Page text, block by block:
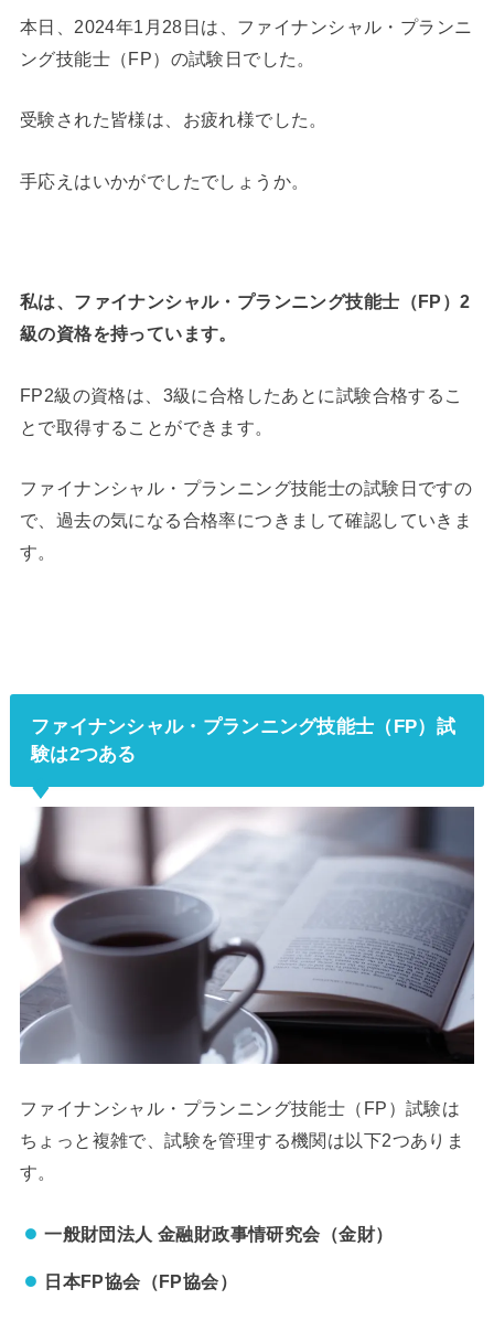
本日、2024年1月28日は、ファイナンシャル・プランニ
ング技能士（FP）の試験日でした。
受験された皆様は、お疲れ様でした。
手応えはいかがでしたでしょうか。
私は、ファイナンシャル・プランニング技能士（FP）2
級の資格を持っています。
FP2級の資格は、3級に合格したあとに試験合格するこ
とで取得することができます。
ファイナンシャル・プランニング技能士の試験日ですの
で、過去の気になる合格率につきまして確認していきま
す。
ファイナンシャル・プランニング技能士（FP）試
験は2つある
ファイナンシャル・プランニング技能士（FP）試験は
ちょっと複雑で、試験を管理する機関は以下2つありま
す。
一般財団法人 金融財政事情研究会（金財）
日本FP協会（FP協会）